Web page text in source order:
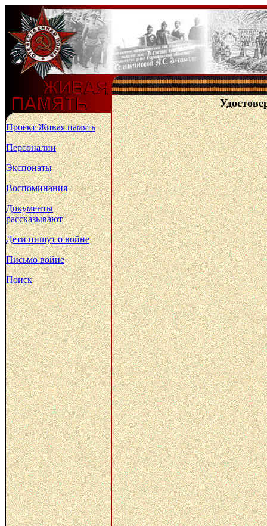
Проект Живая память
Персоналии
Экспонаты
Воспоминания
Документы
рассказывают
Дети пишут о войне
Письмо войне
Поиск